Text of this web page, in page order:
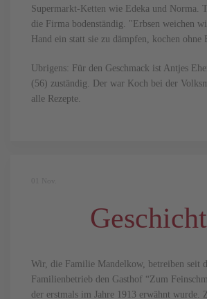
Supermarkt-Ketten wie Edeka und Norma.
die Firma bodenständig. "Erbsen weichen
Hand ein statt sie zu dämpfen, kochen ohne
Ubrigens: Für den Geschmack ist Antjes
(56) zuständig. Der war Koch bei der
alle Rezepte.
Wir, die Familie Mandelkow, betreiben seit
Familienbetrieb den Gasthof “Zum
der erstmals im Jahre 1913 erwähnt wurde.